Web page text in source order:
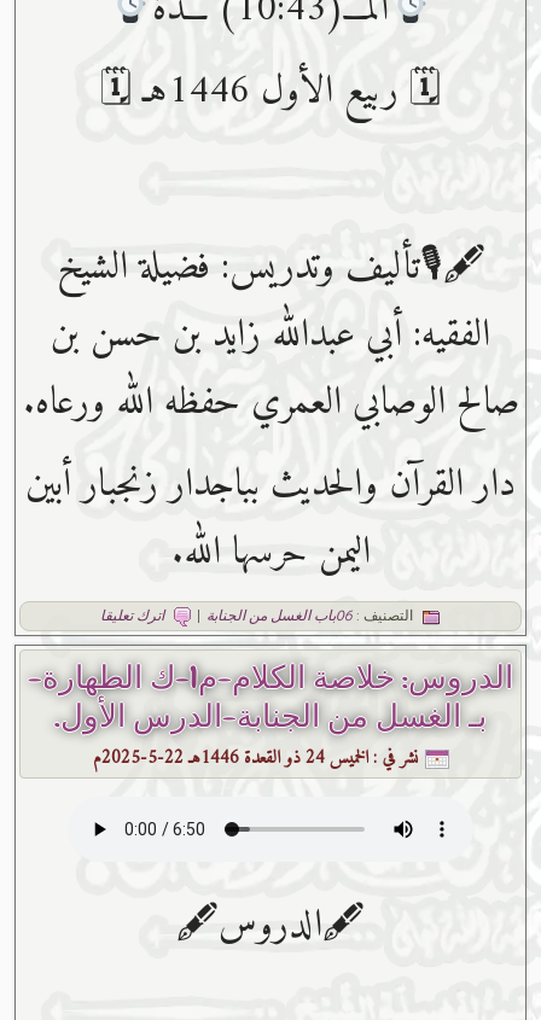
🗓 ربيع الأول 1446هـ 🗓
🖋🎙تأليف وتدريس: فضيلة الشيخ
الفقيه: أبي عبدﷲ زايد بن حسن بن
صالح الوصابي العمري حفظه ﷲ ورعاه.
دار القرآن والحديث بباجدار زنجبار أبين
اليمن حرسها الله.
التصنيف :06باب الغسل من الجنابة | اترك تعليقا
الدروس: خلاصة الكلام-م1-ك الطهارة-
بـ الغسل من الجنابة-الدرس الأول.
نشر في :الخميس 24 ذو القعدة 1446هـ 22-5-2025م
🖋الدروس🖋